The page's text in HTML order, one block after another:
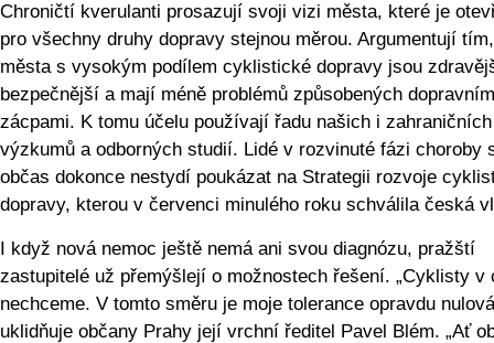
Chroničtí kverulanti prosazují svoji vizi města, které je
pro všechny druhy dopravy stejnou měrou. Argumentují
města s vysokým podílem cyklistické dopravy jsou
bezpečnější a mají méně problémů způsobených
zácpami. K tomu účelu používají řadu našich i zahraničních
výzkumů a odborných studií. Lidé v rozvinuté fázi choroby
občas dokonce nestydí poukázat na Strategii rozvoje
dopravy, kterou v červenci minulého roku schválila česká
I když nová nemoc ještě nemá ani svou diagnózu, pražští
zastupitelé už přemýšlejí o možnostech řešení. „Cyklisty v
nechceme. V tomto směru je moje tolerance opravdu
uklidňuje občany Prahy její vrchní ředitel Pavel Blém. „Ať